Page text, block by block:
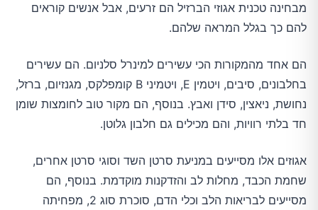
מבחינה טכנית אגוזי הברזיל הם זרעים, אבל אנשים קוראים
להם כך בגלל המראה שלהם.
הם אחד מהמקורות הכי עשירים למינרל סלניום. הם עשירים
בחלבונים, סיבים, ויטמין E, ויטמיני B קומפלקס, מגנזיום, ברזל,
נחושת, ניאצין, סידן ואבץ. בנוסף, הם מקור טוב לחומצות שומן
חד בלתי רוויות, והם מכילים גם חלבון גלוטן.
אגוזים אלו מסייעים במניעת סרטן השד וסוגי סרטן אחרים,
שחמת הכבד, מחלות לב והזדקנות מוקדמת. בנוסף, הם
מסייעים לבריאות הלב וכלי הדם, סוכרת סוג 2, מפחיתה